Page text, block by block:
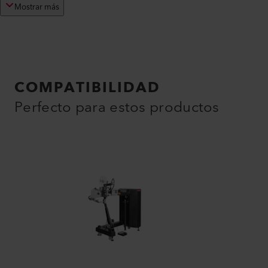
Mostrar más
COMPATIBILIDAD
Perfecto para estos productos